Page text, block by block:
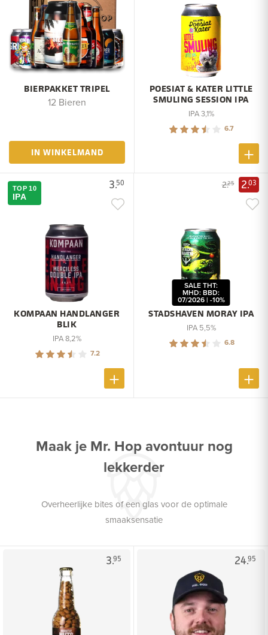
BIERPAKKET TRIPEL
12 Bieren
IN WINKELMAND
POESIAT & KATER LITTLE
SMULING SESSION IPA
IPA 3,1%
6.7
3.50
TOP 10
IPA
KOMPAAN HANDLANGER
BLIK
IPA 8,2%
7.2
2.25 2.03
STADSHAVEN MORAY IPA
SALE THT:
MHD: BBD:
07/2026 | -10%
IPA 5,5%
6.8
Maak je Mr. Hop avontuur nog
lekkerder
Overheerlijke bites of een glas voor de optimale
smaaksensatie
3.95 24.95